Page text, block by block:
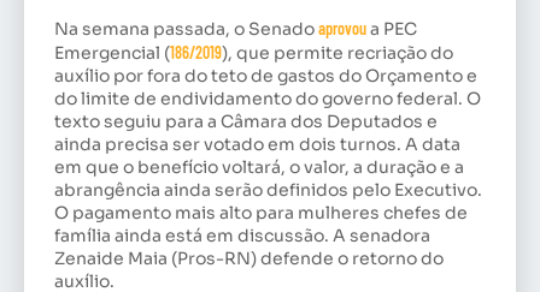
Na semana passada, o Senadoaprovoua PEC
Emergencial (186/2019), que permite recriação do
auxílio por fora do teto de gastos do Orçamento e
do limite de endividamento do governo federal. O
texto seguiu para a Câmara dos Deputados e
ainda precisa ser votado em dois turnos. A data
em que o benefício voltará, o valor, a duração e a
abrangência ainda serão definidos pelo Executivo.
O pagamento mais alto para mulheres chefes de
família ainda está em discussão. A senadora
Zenaide Maia (Pros-RN) defende o retorno do
auxílio.